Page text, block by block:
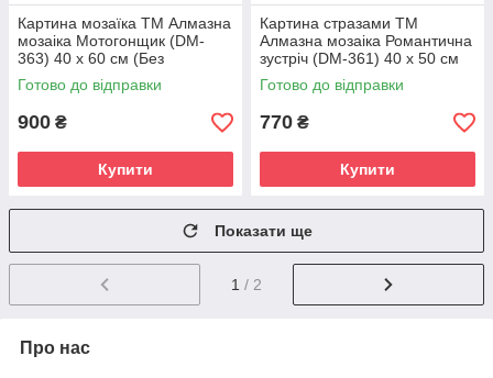
Картина мозаїка ТМ Алмазна
мозаіка Мотогонщик (DM-
363) 40 х 60 см (Без
підрамника)
Готово до відправки
900 ₴
Купити
Картина стразами ТМ
Алмазна мозаіка Романтична
зустріч (DM-361) 40 х 50 см
(Без підрамника)
Готово до відправки
770 ₴
Купити
Показати ще
1 / 2
Про нас